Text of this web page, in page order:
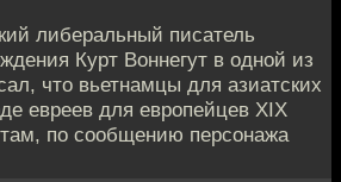
либеральный писатель
Курт Воннегут в одной из
что вьетнамцы для азиатских
евреев для европейцев XIX
по сообщению персонажа